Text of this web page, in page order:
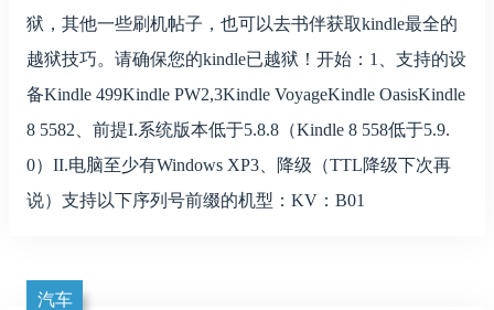
狱，其他一些刷机帖子，也可以去书伴获取kindle最全的
越狱技巧。请确保您的kindle已越狱！开始：1、支持的设
备Kindle 499Kindle PW2,3Kindle VoyageKindle OasisKindle
8 5582、前提I.系统版本低于5.8.8（Kindle 8 558低于5.9.
0）II.电脑至少有Windows XP3、降级（TTL降级下次再
说）支持以下序列号前缀的机型：KV：B01
汽车